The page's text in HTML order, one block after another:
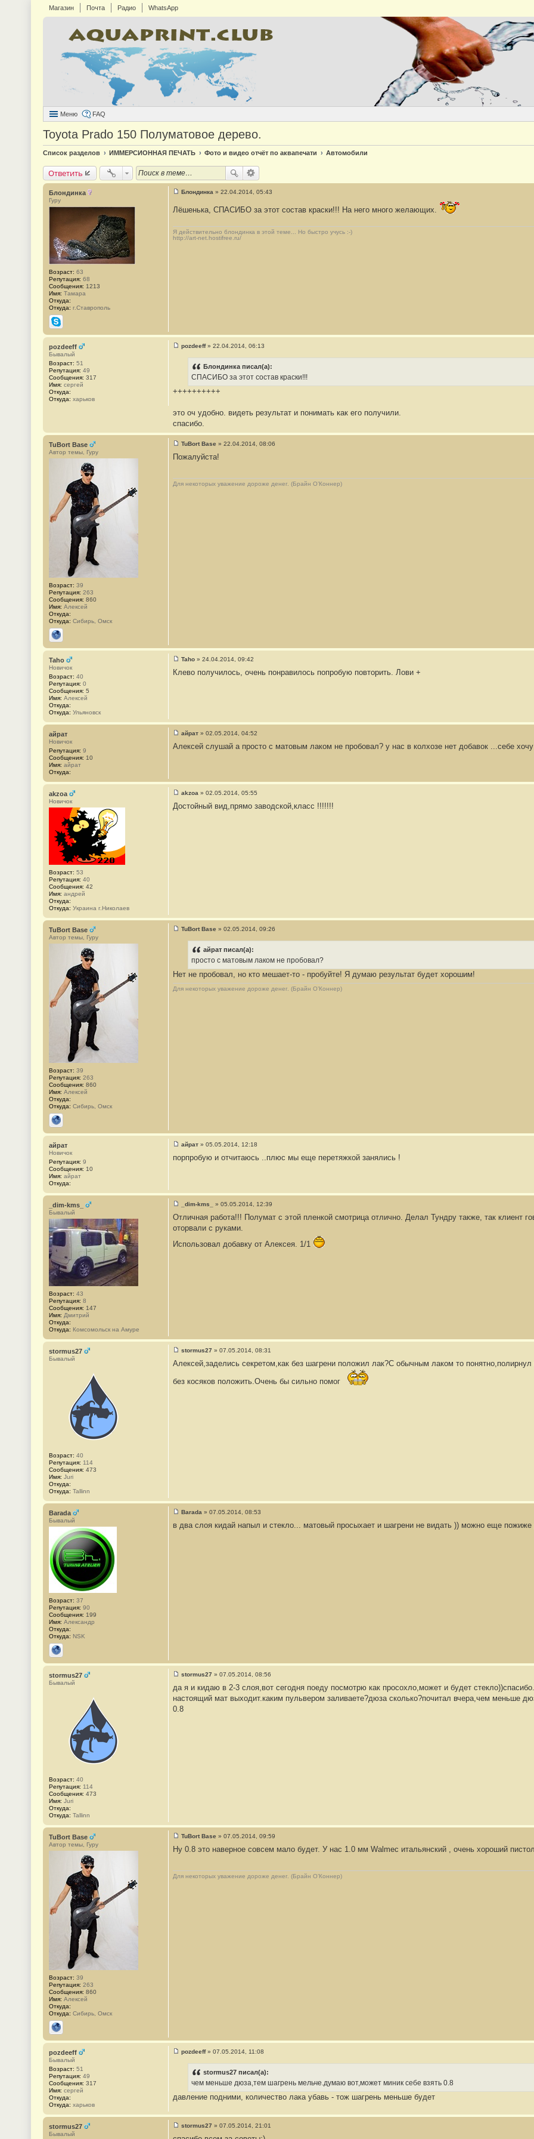
Магазин Почта Радио WhatsApp
Меню FAQ
Toyota Prado 150 Полуматовое дерево.
Список разделов ИММЕРСИОННАЯ ПЕЧАТЬ Фото и видео отчёт по аквапечати Автомобили
Ответить
Блондинка
Гуру
Возраст: 63
Репутация: 68
Сообщения: 1213
Имя: Тамара
Откуда:
Откуда: г.Ставрополь
Skype
о
щ
е
н
Блондинка » 22.04.2014, 05:43
Лёшенька, СПАСИБО за этот состав краски!!! На него много желающих.
Я действительно блондинка в этой теме... Но быстро учусь :-)
http://art-net.hostifree.ru/
pozdeeff
Бывалый
Возраст: 51
Репутация: 49
Сообщения: 317
Имя: сергей
Откуда:
Откуда: харьков
С
н
#
2
pozdeeff» 22.04.2014, 06:13
Блондинка писал(а):
СПАСИБО за этот состав краски!!!
++++++++++
это оч удобно. видеть результат и понимать как его получили.
спасибо.
TuBort Base
Автор темы, Гуру
Возраст: 39
Репутация: 263
Сообщения: 860
Имя: Алексей
Откуда:
Откуда: Сибирь, Омск
Сайт
о
щ
е
TuBort Base » 22.04.2014, 08:06
Пожалуйста!
Для некоторых уважение дороже денег. (Брайн О’Коннер)
Taho
Новичок
Возраст: 40
Репутация: 0
Сообщения: 5
Имя: Алексей
Откуда:
Откуда: Ульяновск
о
е
2
4
Taho » 24.04.2014, 09:42
Клево получилось, очень понравилось попробую повторить. Лови +
айрат
Новичок
Репутация: 9
Сообщения: 10
Имя: айрат
Откуда:
о
н
е
#
2
айрат » 02.05.2014, 04:52
Алексей слушай а просто с матовым лаком не пробовал? у нас в колхозе нет добавок ...себе
akzoa
Новичок
Возраст: 53
Репутация: 40
Сообщения: 42
Имя: андрей
Откуда:
Откуда: Украина г.Николаев
о
akzoa » 02.05.2014, 05:55
Достойный вид,прямо заводской,класс !!!!!!!
TuBort Base
Автор темы, Гуру
Возраст: 39
Репутация: 263
Сообщения: 860
Имя: Алексей
Откуда:
Откуда: Сибирь, Омск
Сайт
н
и
е
TuBort Base » 02.05.2014, 09:26
айрат писал(а):
просто с матовым лаком не пробовал?
Нет не пробовал, но кто мешает-то - пробуйте! Я думаю результат будет хорошим!
Для некоторых уважение дороже денег. (Брайн О’Коннер)
айрат
Новичок
Репутация: 9
Сообщения: 10
Имя: айрат
Откуда:
о
о
н
е
#
2
8
айрат » 05.05.2014, 12:18
порпробую и отчитаюсь ..плюс мы еще перетяжкой занялись !
_dim-kms_
Бывалый
Возраст: 43
Репутация: 8
Сообщения: 147
Имя: Дмитрий
Откуда:
Откуда: Комсомольск на Амуре
С
о
б
е
_dim-kms_ » 05.05.2014, 12:39
Отличная работа!!! Полумат с этой пленкой смотрица отлично. Делал Тундру также, так клиент
оторвали с руками.
Использовал добавку от Алексея. 1/1
stormus27
Бывалый
Возраст: 40
Репутация: 114
Сообщения: 473
Имя: Juri
Откуда:
Откуда: Tallinn
о
щ
stormus27 » 07.05.2014, 08:31
Алексей,заделись секретом,как без шагрени положил лак?С обычным лаком то
без косяков положить.Очень бы сильно помог
Barada
Бывалый
Возраст: 37
Репутация: 90
Сообщения: 199
Имя: Александр
Откуда:
Откуда: NSK
Сайт
о
о
Barada » 07.05.2014, 08:53
в два слоя кидай напыл и стекло... матовый просыхает и шагрени не видать )) можно еще пожиже
stormus27
Бывалый
Возраст: 40
Репутация: 114
Сообщения: 473
Имя: Juri
Откуда:
Откуда: Tallinn
о
б
щ
stormus27 » 07.05.2014, 08:56
да я и кидаю в 2-3 слоя,вот сегодня поеду посмотрю как просохло,может и будет
настоящий мат выходит.каким пульвером заливаете?дюза сколько?почитал вчера,чем меньше
0.8
TuBort Base
Автор темы, Гуру
Возраст: 39
Репутация: 263
Сообщения: 860
Имя: Алексей
Откуда:
Откуда: Сибирь, Омск
Сайт
о
о
щ
е
TuBort Base » 07.05.2014, 09:59
Ну 0.8 это наверное совсем мало будет. У нас 1.0 мм Walmec итальянский , очень хороший
Для некоторых уважение дороже денег. (Брайн О’Коннер)
pozdeeff
Бывалый
Возраст: 51
Репутация: 49
Сообщения: 317
Имя: сергей
Откуда:
Откуда: харьков
С
н
е
3
4
pozdeeff» 07.05.2014, 11:08
stormus27 писал(а):
чем меньше дюза,тем шагрень мельче.думаю вот,может миник себе взять 0.8
давление подними, количество лака убавь - тож шагрень меньше будет
stormus27
Бывалый
stormus27 » 07.05.2014, 21:01